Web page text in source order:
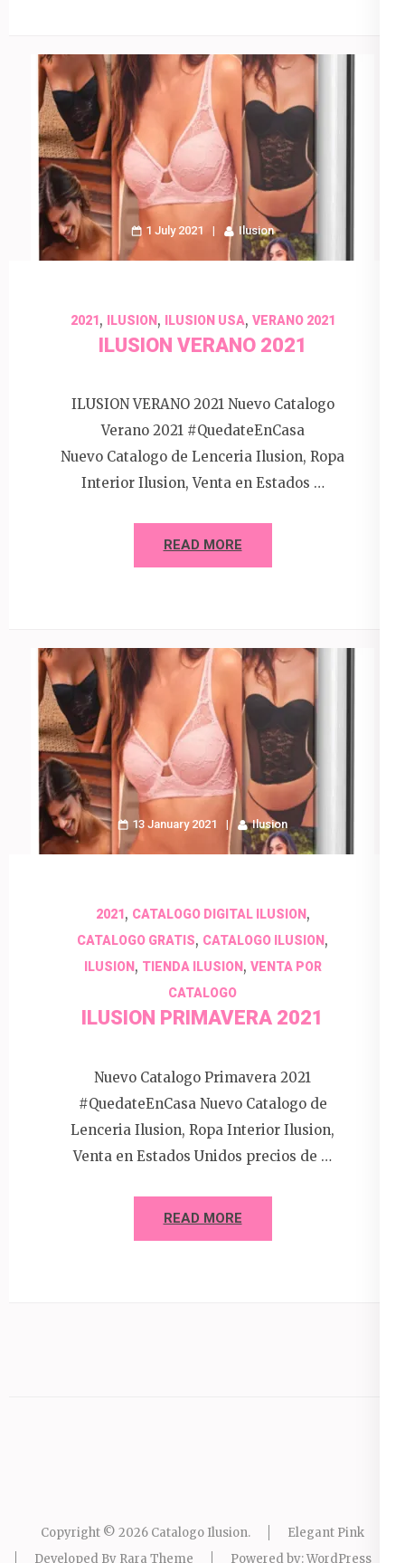
1 July 2021 Ilusion
2021, ILUSION, ILUSION USA, VERANO 2021
ILUSION VERANO 2021
ILUSION VERANO 2021 Nuevo Catalogo
Verano 2021 #QuedateEnCasa
Nuevo Catalogo de Lenceria Ilusion, Ropa
Interior Ilusion, Venta en Estados …
READ MORE
13 January 2021 Ilusion
2021, CATALOGO DIGITAL ILUSION,
CATALOGO GRATIS, CATALOGO ILUSION ,
ILUSION, TIENDA ILUSION, VENTA POR
CATALOGO
ILUSION PRIMAVERA 2021
Nuevo Catalogo Primavera 2021
#QuedateEnCasa Nuevo Catalogo de
Lenceria Ilusion, Ropa Interior Ilusion,
Venta en Estados Unidos precios de …
READ MORE
Copyright © 2026 Catalogo Ilusion.
Elegant Pink
Developed By Rara Theme Powered by:WordPress